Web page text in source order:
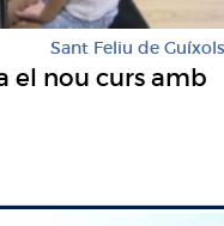
Sant Feliu de Guíxols
el nou curs amb